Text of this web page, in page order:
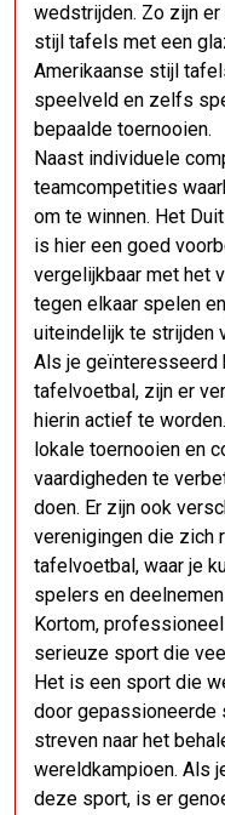
wedstrijden. Zo zijn
stijl tafels met een
Amerikaanse stijl
speelveld en zelfs
bepaalde toernooien.
Naast individuele
teamcompetities
om te winnen. Het
is hier een goed
vergelijkbaar met het
tegen elkaar spelen
uiteindelijk te strijden
Als je
tafelvoetbal, zijn er
hierin actief te
lokale toernooien en
vaardigheden te
doen. Er zijn ook
verenigingen die zich
tafelvoetbal, waar je
spelers en
Kortom,
serieuze sport die
Het is een sport die
door gepassioneerde
streven naar het
wereldkampioen. Als
deze sport, is er